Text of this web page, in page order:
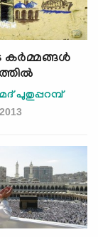
കര്‍മ്മങ്ങള്‍
പുതുപ്പറമ്പ്